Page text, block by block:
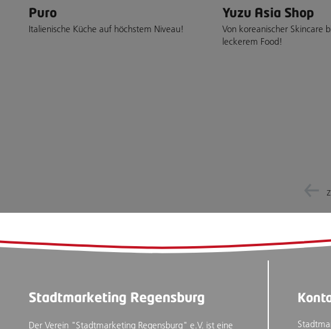
Puro
Italienische Küche auf höchstem Niveau!
Yuzu Asia Shop
Von koreanischer Skincare
leckerem Food!
Stadtmarketing Regensburg
Der Verein "Stadtmarketing Regensburg" e.V. ist eine